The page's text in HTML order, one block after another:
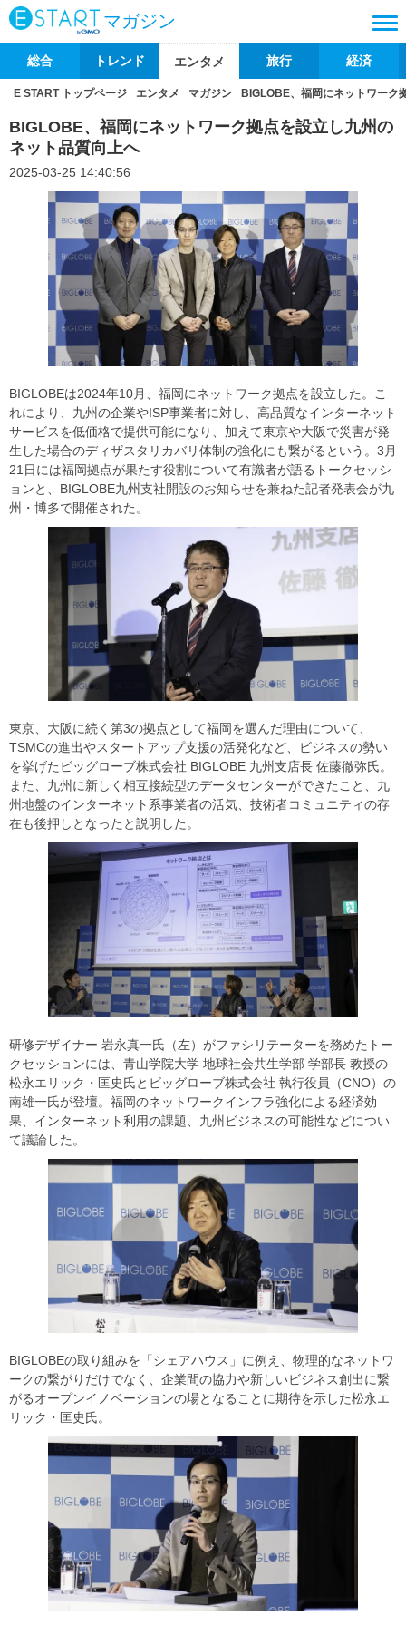
マガジン
総合 トレンド エンタメ 旅行 経済
E START トップページ エンタメ マガジン BIGLOBE、福岡にネットワーク
BIGLOBE、福岡にネットワーク拠点を設立し九州の
ネット品質向上へ
2025-03-25 14:40:56
BIGLOBEは2024年10月、福岡にネットワーク拠点を設立した。こ
れにより、九州の企業やISP事業者に対し、高品質なインターネット
サービスを低価格で提供可能になり、加えて東京や大阪で災害が発
生した場合のディザスタリカバリ体制の強化にも繋がるという。3月
21日には福岡拠点が果たす役割について有識者が語るトークセッシ
ョンと、BIGLOBE九州支社開設のお知らせを兼ねた記者発表会が九
州・博多で開催された。
東京、大阪に続く第3の拠点として福岡を選んだ理由について、
TSMCの進出やスタートアップ支援の活発化など、ビジネスの勢い
を挙げたビッグローブ株式会社 BIGLOBE 九州支店長 佐藤徹弥氏。
また、九州に新しく相互接続型のデータセンターができたこと、九
州地盤のインターネット系事業者の活気、技術者コミュニティの存
在も後押しとなったと説明した。
研修デザイナー 岩永真一氏（左）がファシリテーターを務めたトー
クセッションには、青山学院大学 地球社会共生学部 学部長 教授の
松永エリック・匡史氏とビッグローブ株式会社 執行役員（CNO）の
南雄一氏が登壇。福岡のネットワークインフラ強化による経済効
果、インターネット利用の課題、九州ビジネスの可能性などについ
て議論した。
BIGLOBEの取り組みを「シェアハウス」に例え、物理的なネットワ
ークの繋がりだけでなく、企業間の協力や新しいビジネス創出に繋
がるオープンイノベーションの場となることに期待を示した松永エ
リック・匡史氏。